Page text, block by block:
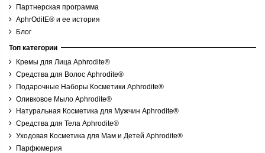
Назначение
Время использования
Сезонность
Сфера использования
Особенности
Без запаха
1
Без парабенов и красителей
Партнерская программа
AphrOditE® и ее история
Блог
Топ категории
Кремы для Лица Aphrodite®
Средства для Волос Aphrodite®
Подарочные Наборы Косметики Aphrodite®
Оливковое Мыло Aphrodite®
Натуральная Косметика для Мужчин Aphrodite®
Средства для Тела Aphrodite®
Уходовая Косметика для Мам и Детей Aphrodite®
Парфюмерия